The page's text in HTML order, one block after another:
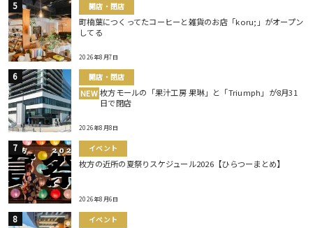
開店・閉店
町楠葉につくってたコーヒーと雑貨のお店「koru;」がオープン
してる
2026年8月7日
開店・閉店
NEW 枚方モールの「果汁工房 果琳」と「Triumph」が8月31
日で閉店
2026年8月8日
イベント
枚方の近所の夏祭りスケジュール2026【ひらつーまとめ】
2026年8月6日
イベント